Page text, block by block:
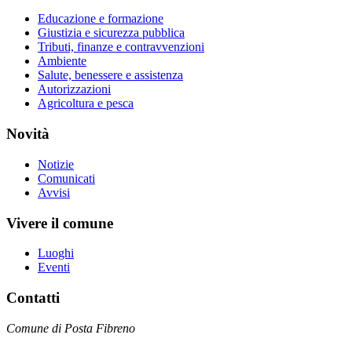
Educazione e formazione
Giustizia e sicurezza pubblica
Tributi, finanze e contravvenzioni
Ambiente
Salute, benessere e assistenza
Autorizzazioni
Agricoltura e pesca
Novità
Notizie
Comunicati
Avvisi
Vivere il comune
Luoghi
Eventi
Contatti
Comune di Posta Fibreno